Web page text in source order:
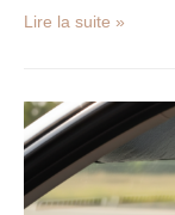
Lire la suite »
Canicule
en
voiture